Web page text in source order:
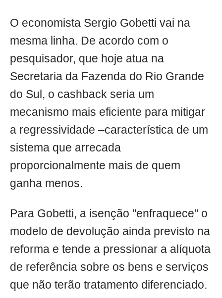
O economista Sergio Gobetti vai na
mesma linha. De acordo com o
pesquisador, que hoje atua na
Secretaria da Fazenda do Rio Grande
do Sul, o cashback seria um
mecanismo mais eficiente para mitigar
a regressividade –característica de um
sistema que arrecada
proporcionalmente mais de quem
ganha menos.
Para Gobetti, a isenção "enfraquece" o
modelo de devolução ainda previsto na
reforma e tende a pressionar a alíquota
de referência sobre os bens e serviços
que não terão tratamento diferenciado.